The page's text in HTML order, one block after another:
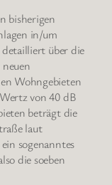
bisherigen
in/um
über die
Wohngebieten
von 40 dB
beträgt die
laut
sogenanntes
die soeben